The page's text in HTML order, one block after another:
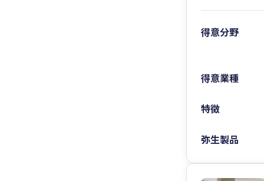
得意分野
得意業種
特徴
弥生製品